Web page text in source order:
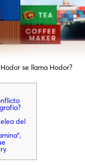
se llama Hodor?
del